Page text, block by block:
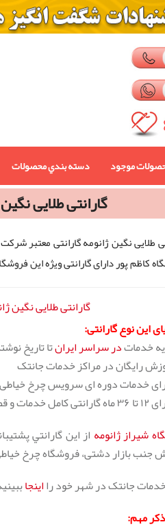
موجود دسته بندي محصولات
گارانتی طلایی
طلایی نگین ژانومه گارانتی معتبر
كاظم پور دارای گارانتی ويژه اين
گارانتی طلایی نگین
این نوع گارانتی:
در سراسر ایرانتا تاریخ
شیراز ژانومه از اين گارانتي
بازار دشتی، فروشگاه چرخ خیاطی کاظم
جانتک در شهر خود رااینجا
مهم: